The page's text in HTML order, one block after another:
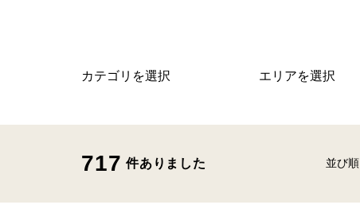
カテゴリを選択 エリアを選択
717 件ありました 並び順